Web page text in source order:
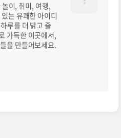
이, 취미, 여행,
는 유쾌한 아이디
루를 더 밝고 즐
가득한 이곳에서,
을 만들어보세요.